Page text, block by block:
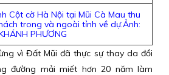
Cột cờ Hà Nội tại Mũi Cà Mau thu
trong và ngoài tỉnh về dự.Ảnh:
PHƯƠNG
vì Đất Mũi đã thực sự thay da đổi
đường mải miết hơn 20 năm làm